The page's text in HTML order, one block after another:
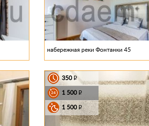
набережная реки Фонтанки 45
350 P
1 500 P
1 500 P